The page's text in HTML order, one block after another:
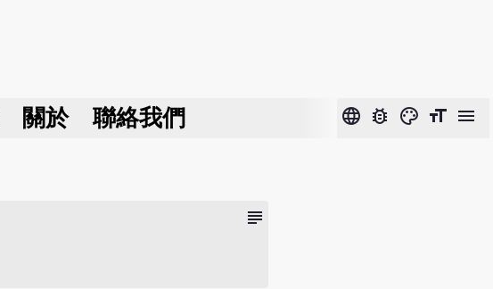
關於 聯絡我們 language bug_report color_lens format_size menu
subject